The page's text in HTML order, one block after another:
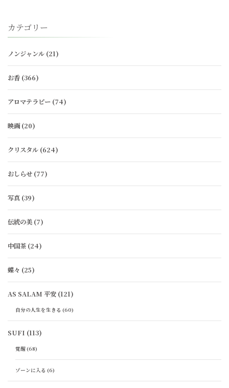
カテゴリー
ノンジャンル (21)
お香 (366)
アロマテラピー (74)
映画(20)
クリスタル (624)
おしらせ (77)
写真 (39)
伝統の美 (7)
中国茶 (24)
蝶々 (25)
AS SALAM 平安 (121)
自分の人生を生きる (60)
SUFI (113)
覚醒(68)
ゾーンに入る (6)